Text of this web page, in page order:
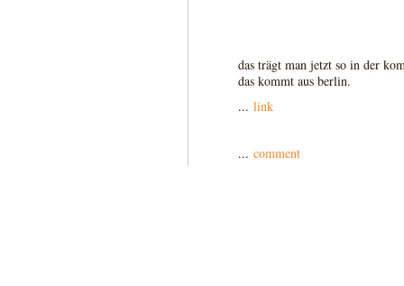
das trägt man jetzt so in der
das kommt aus berlin.
... link
... comment